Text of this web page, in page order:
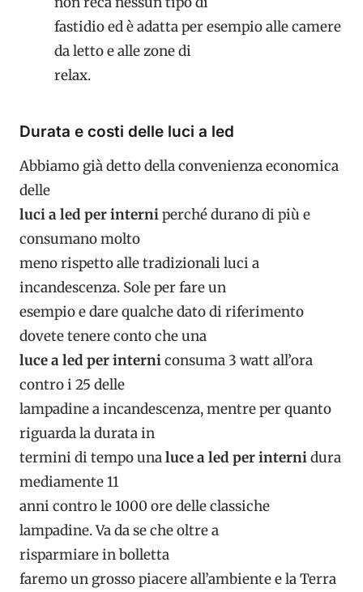
fastidio ed è adatta per esempio alle camere
da letto e alle zone di
relax.
Durata e costi delle luci a led
Abbiamo già detto della convenienza economica
delle
luci a led per interniperché durano di più e
consumano molto
meno rispetto alle tradizionali luci a
incandescenza. Sole per fare un
esempio e dare qualche dato di riferimento
dovete tenere conto che una
luce a led per interniconsuma 3 watt all’ora
contro i 25 delle
lampadine a incandescenza, mentre per quanto
riguarda la durata in
termini di tempo unaluce a led per internidura
mediamente 11
anni contro le 1000 ore delle classiche
lampadine. Va da se che oltre a
risparmiare in bolletta
faremo un grosso piacere all’ambiente e la Terra